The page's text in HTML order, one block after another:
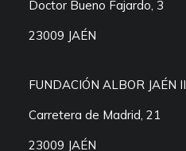
Doctor Bueno Fajardo, 3
23009 JAÉN
FUNDACIÓN ALBOR JAÉN II
Carretera de Madrid, 21
23009 JAÉN